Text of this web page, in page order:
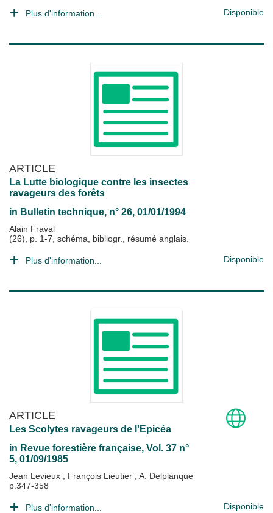
Plus d'information... Disponible
ARTICLE
La Lutte biologique contre les insectes
ravageurs des forêts
in Bulletin technique, n° 26, 01/01/1994
Alain Fraval
(26), p. 1-7, schéma, bibliogr., résumé anglais.
Plus d'information... Disponible
ARTICLE
Les Scolytes ravageurs de l'Epicéa
in Revue forestière française, Vol. 37 n°
5, 01/09/1985
Jean Levieux ; François Lieutier ; A. Delplanque
p.347-358
Plus d'information... Disponible